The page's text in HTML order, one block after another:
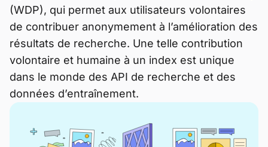
(WDP), qui permet aux utilisateurs volontaires
de contribuer anonymement à l’amélioration des
résultats de recherche. Une telle contribution
volontaire et humaine à un index est unique
dans le monde des API de recherche et des
données d’entraînement.